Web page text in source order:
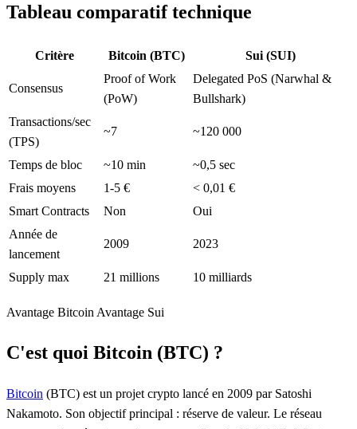
Tableau comparatif technique
Critère Bitcoin (BTC) Sui (SUI)
Consensus
Proof of Work
(PoW)
Delegated PoS (Narwhal &
Bullshark)
Transactions/sec
(TPS)
~7 ~120 000
Temps de bloc ~10 min
~0,5 sec
Frais moyens
1-5 €
< 0,01 €
Smart Contracts
Non
Oui
Année de
lancement
2009 2023
Supply max 21 millions 10 milliards
Avantage Bitcoin Avantage Sui
C'est quoi Bitcoin (BTC) ?
Bitcoin (BTC) est un projet crypto lancé en 2009 par Satoshi
Nakamoto. Son objectif principal : réserve de valeur. Le réseau